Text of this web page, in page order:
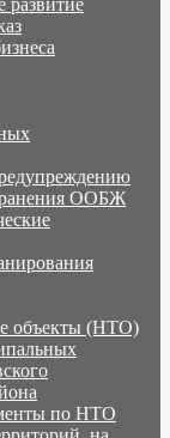
ООБЖ
объекты (НТО)
по НТО